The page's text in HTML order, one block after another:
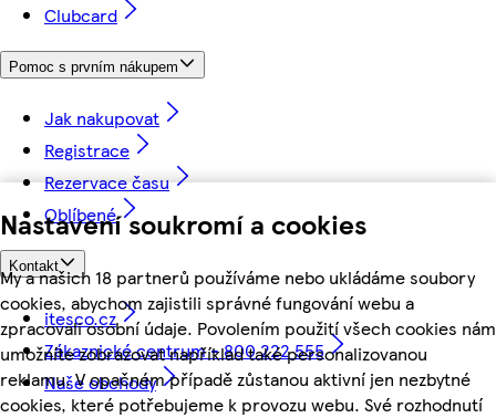
Nastavení soukromí a cookies
My a našich 18 partnerů používáme nebo ukládáme soubory
cookies, abychom zajistili správné fungování webu a
zpracovali osobní údaje. Povolením použití všech cookies nám
umožníte zobrazovat například také personalizovanou
reklamu. V opačném případě zůstanou aktivní jen nezbytné
cookies, které potřebujeme k provozu webu. Své rozhodnutí
Clubcard
Pomoc s prvním nákupem
Jak nakupovat
Registrace
Rezervace času
Oblíbené
Kontakt
itesco.cz
Zákaznické centrum - 800 222 555
Naše obchody